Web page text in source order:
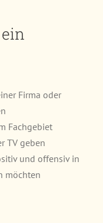
Firma oder
Fachgebiet
TV geben
und offensiv in
möchten